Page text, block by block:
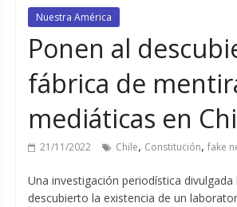
Nuestra América
Ponen al
fábrica de
mediáticas en
21/11/2022 Chile, Constitución, fake
Una investigación periodística
descubierto la existencia de un